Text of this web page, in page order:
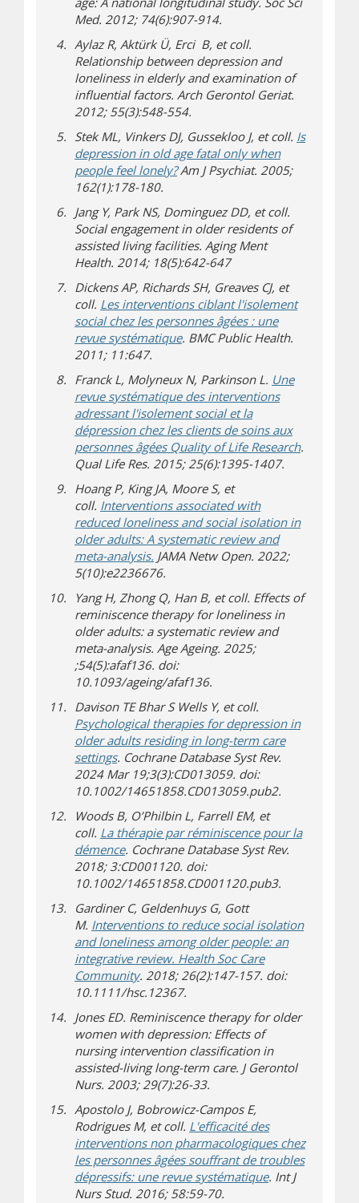
Med. 2012; 74(6):907-914.
Aylaz R, Aktürk Ü, Erci B, et coll.
Relationship between depression and
loneliness in elderly and examination of
influential factors. Arch Gerontol Geriat.
2012; 55(3):548-554.
Stek ML, Vinkers DJ, Gussekloo J, et coll. Is
depression in old age fatal only when
people feel lonely?(s’ouvre sur un autre site)
Am J Psychiat. 2005;
162(1):178-180.
Jang Y, Park NS, Dominguez DD, et coll.
Social engagement in older residents of
assisted living facilities. Aging Ment
Health. 2014; 18(5):642-647
Dickens AP, Richards SH, Greaves CJ, et
coll. Les interventions ciblant l'isolement
social chez les personnes âgées : une
revue systématique. BMC Public Health.
2011; 11:647.
Franck L, Molyneux N, Parkinson L. Une
revue systématique des interventions
adressant l'isolement social et la
dépression chez les clients de soins aux
personnes âgées Quality of Life Research.
Qual Life Res. 2015; 25(6):1395-1407.
Hoang P, King JA, Moore S, et
coll. Interventions associated with
reduced loneliness and social isolation in
older adults: A systematic review and
meta-analysis. (s’ouvre sur un autre site)
JAMA Netw Open. 2022;
5(10):e2236676.
Yang H, Zhong Q, Han B, et coll. Effects of
reminiscence therapy for loneliness in
older adults: a systematic review and
meta-analysis. Age Ageing. 2025;
;54(5):afaf136. doi:
10.1093/ageing/afaf136.
Davison TE Bhar S Wells Y, et coll.
Psychological therapies for depression in
older adults residing in long-term care
settings(s’ouvre sur un autre site)
. Cochrane Database Syst Rev.
2024 Mar 19;3(3):CD013059. doi:
10.1002/14651858.CD013059.pub2.
Woods B, O’Philbin L, Farrell EM, et
coll. La thérapie par réminiscence pour la
démence. Cochrane Database Syst Rev.
2018; 3:CD001120. doi:
10.1002/14651858.CD001120.pub3.
Gardiner C, Geldenhuys G, Gott
M. Interventions to reduce social isolation
and loneliness among older people: an
integrative review. Health Soc Care
Community(s’ouvre sur un autre site)
. 2018; 26(2):147-157. doi:
10.1111/hsc.12367.
Jones ED. Reminiscence therapy for older
women with depression: Effects of
nursing intervention classification in
assisted-living long-term care. J Gerontol
Nurs. 2003; 29(7):26-33.
Apostolo J, Bobrowicz-Campos E,
Rodrigues M, et coll. L'efficacité des
interventions non pharmacologiques chez
les personnes âgées souffrant de troubles
dépressifs: une revue systématique. Int J
Nurs Stud. 2016; 58:59-70.